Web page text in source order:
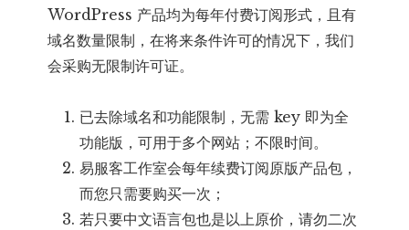
WordPress 产品均为每年付费订阅形式，且有
域名数量限制，在将来条件许可的情况下，我们
会采购无限制许可证。
已去除域名和功能限制，无需 key 即为全
功能版，可用于多个网站；不限时间。
易服客工作室会每年续费订阅原版产品包，
而您只需要购买一次；
若只要中文语言包也是以上原价，请勿二次